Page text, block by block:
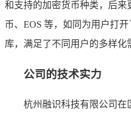
和支持的加密货币种类，后来
币、EOS 等，如同为用户打
库，满足了不同用户的多样化
公司的技术实力
杭州融识科技有限公司在